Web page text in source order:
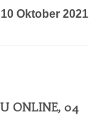
Oktober 2021
ONLINE, 04